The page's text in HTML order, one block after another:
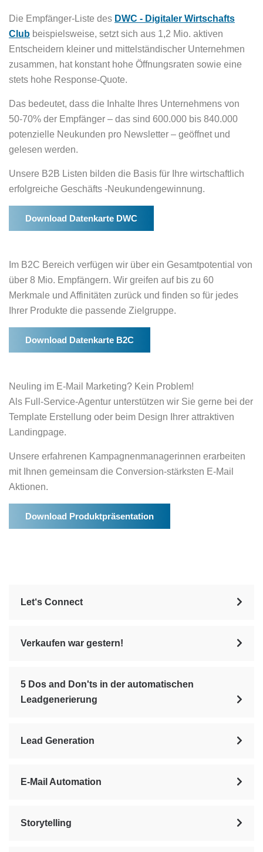
Let‘s Connect
Verkaufen war gestern!
5 Dos and Don'ts in der automatischen
Leadgenerierung
Lead Generation
E-Mail Automation
Storytelling
Die Empfänger-Liste des DWC - Digitaler Wirtschafts
Club beispielsweise, setzt sich aus 1,2 Mio. aktiven
Entscheidern kleiner und mittelständischer Unternehmen
zusammen, hat konstant hohe Öffnungsraten sowie eine
stets hohe Response-Quote.
Das bedeutet, dass die Inhalte Ihres Unternehmens von
50-70% der Empfänger – das sind 600.000 bis 840.000
potenzielle Neukunden pro Newsletter – geöffnet und
gelesen werden.
Unsere B2B Listen bilden die Basis für Ihre wirtschaftlich
erfolgreiche Geschäfts -Neukundengewinnung.
Download Datenkarte DWC
Im B2C Bereich verfügen wir über ein Gesamtpotential von
über 8 Mio. Empfängern. Wir greifen auf bis zu 60
Merkmale und Affinitäten zurück und finden so für jedes
Ihrer Produkte die passende Zielgruppe.
Download Datenkarte B2C
Neuling im E-Mail Marketing? Kein Problem!
Als Full-Service-Agentur unterstützen wir Sie gerne bei der
Template Erstellung oder beim Design Ihrer attraktiven
Landingpage.
Unsere erfahrenen Kampagnenmanagerinnen erarbeiten
mit Ihnen gemeinsam die Conversion-stärksten E-Mail
Aktionen.
Download Produktpräsentation